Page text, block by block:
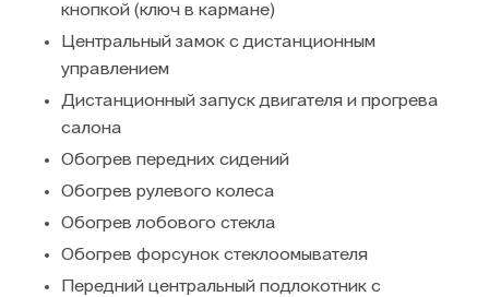
кнопкой (ключ в кармане)
Центральный замок с дистанционным
управлением
Дистанционный запуск двигателя и прогрева
салона
Обогрев передних сидений
Обогрев рулевого колеса
Обогрев лобового стекла
Обогрев форсунок стеклоомывателя
Передний центральный подлокотник с